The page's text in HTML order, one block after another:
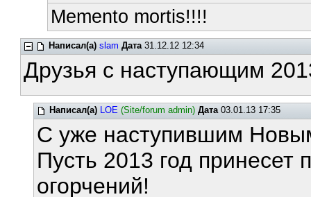
Memento mortis!!!!
Написал(а) slam Дата31.12.12 12:34
Друзья с наступающим
Написал(а) LOE (Site/forum admin) Дата03.01.13 17:35
С уже наступившим
Пусть 2013 год
огорчений!